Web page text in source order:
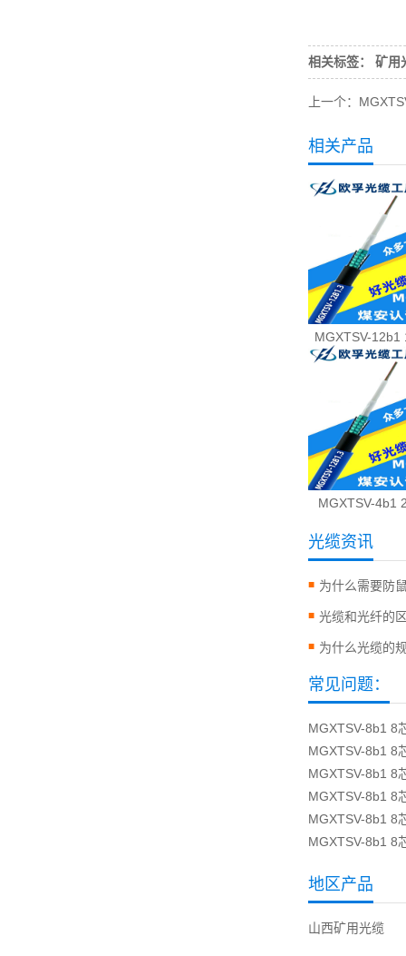
相关标签： 矿用
上一个：
相关产品
MGXTSV-12b1
MGXTSV-4b1
光缆资讯
为什么需要防
光缆和光纤的
为什么光缆的
常见问题：
MGXTSV-8b1 8
MGXTSV-8b1 8
MGXTSV-8b1 8
MGXTSV-8b1 8
MGXTSV-8b1 8
MGXTSV-8b1 8
地区产品
山西矿用光缆